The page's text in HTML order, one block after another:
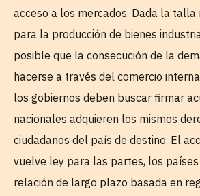
acceso a los mercados. Dada la talla
para la producción de bienes
posible que la consecución de la
hacerse a través del comercio
los gobiernos deben buscar firmar
nacionales adquieren los mismos
ciudadanos del país de destino. El
vuelve ley para las partes, los países
relación de largo plazo basada en